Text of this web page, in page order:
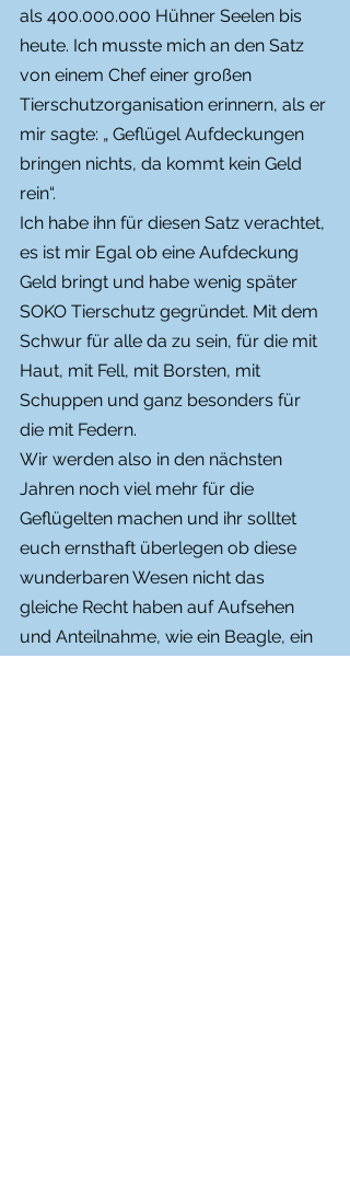
als 400.000.000 Hühner Seelen bis
heute. Ich musste mich an den Satz
von einem Chef einer großen
Tierschutzorganisation erinnern, als er
mir sagte: „ Geflügel Aufdeckungen
bringen nichts, da kommt kein Geld
rein“.
Ich habe ihn für diesen Satz verachtet,
es ist mir Egal ob eine Aufdeckung
Geld bringt und habe wenig später
SOKO Tierschutz gegründet. Mit dem
Schwur für alle da zu sein, für die mit
Haut, mit Fell, mit Borsten, mit
Schuppen und ganz besonders für
die mit Federn.
Wir werden also in den nächsten
Jahren noch viel mehr für die
Geflügelten machen und ihr solltet
euch ernsthaft überlegen ob diese
wunderbaren Wesen nicht das
gleiche Recht haben auf Aufsehen
und Anteilnahme, wie ein Beagle, ein